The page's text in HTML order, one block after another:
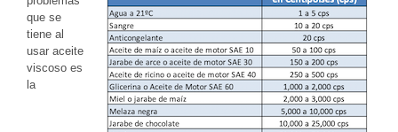
que se
tiene al
usar aceite
viscoso es
la